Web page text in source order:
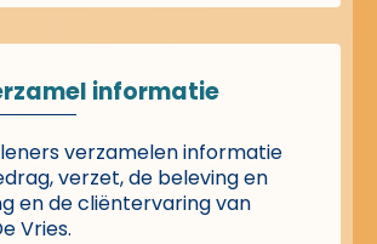
informatie
verzamelen informatie
verzet, de beleving en
en de cliëntervaring van
Vries.